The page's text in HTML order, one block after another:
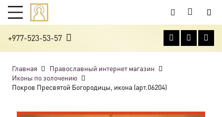
+977-523-53-57
Главная
Православный интернет магазин
Иконы по золочению
Покров Пресвятой Богородицы, икона (арт.06204)